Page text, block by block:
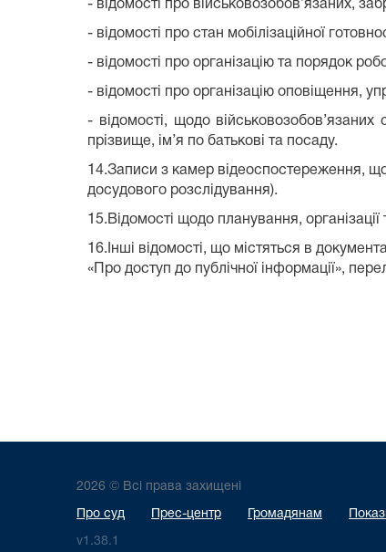
- відомості про військовозобов’язаних,
- відомості про стан мобілізаційної
- відомості про організацію та порядок
- відомості про організацію оповіщення,
- відомості, щодо
прізвище, ім’я по батькові та посаду.
14.Записи з камер відеоспостереження, що
досудового розслідування).
15.Відомості щодо планування,
16.Інші відомості, що містяться в
«Про доступ до публічної інформації»,
2026 © Всі права захищені
Про суд Прес-центр Громадянам
v1.38.1